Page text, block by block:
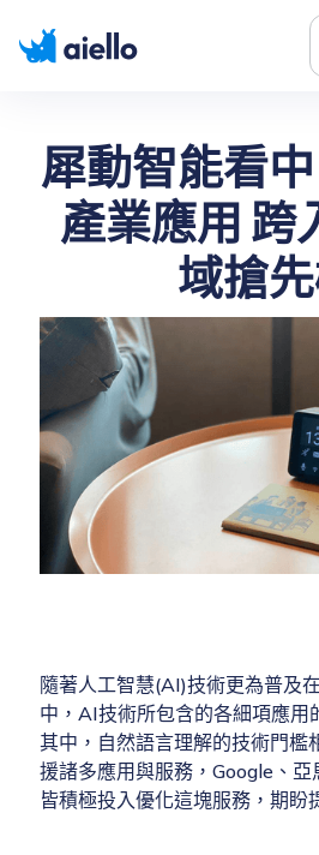
犀動智能看
產業應用 跨
域搶
隨著人工智慧(AI)技術更為普及
中，AI技術所包含的各細項應用
其中，自然語言理解的技術門檻
援諸多應用與服務，Google、
皆積極投入優化這塊服務，期盼